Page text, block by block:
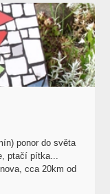
ponor do světa
ptačí pítka...
cca 20km od